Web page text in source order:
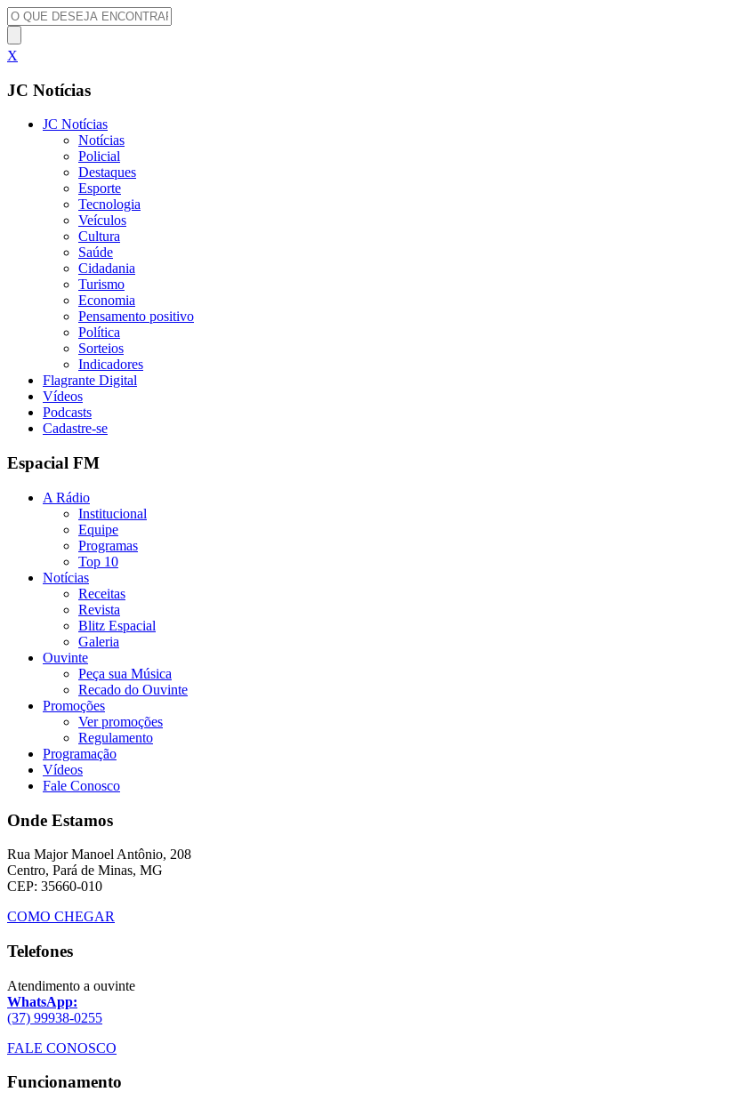
X
JC Notícias
JC Notícias
Notícias
Policial
Destaques
Esporte
Tecnologia
Veículos
Cultura
Saúde
Cidadania
Turismo
Economia
Pensamento positivo
Política
Sorteios
Indicadores
Flagrante Digital
Vídeos
Podcasts
Cadastre-se
Espacial FM
A Rádio
Institucional
Equipe
Programas
Top 10
Notícias
Receitas
Revista
Blitz Espacial
Galeria
Ouvinte
Peça sua Música
Recado do Ouvinte
Promoções
Ver promoções
Regulamento
Programação
Vídeos
Fale Conosco
Onde Estamos
Rua Major Manoel Antônio, 208
Centro, Pará de Minas, MG
CEP: 35660-010
COMO CHEGAR
Telefones
Atendimento a ouvinte
WhatsApp:
(37) 99938-0255
FALE CONOSCO
Funcionamento